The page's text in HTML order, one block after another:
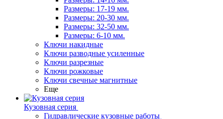
Размеры: 17-19 мм.
Размеры: 20-30 мм.
Размеры: 32-50 мм.
Размеры: 6-10 мм.
Ключи накидные
Ключи разводные усиленные
Ключи разрезные
Ключи рожковые
Ключи свечные магнитные
Еще
Кузовная серия
Гидравлические кузовные работы